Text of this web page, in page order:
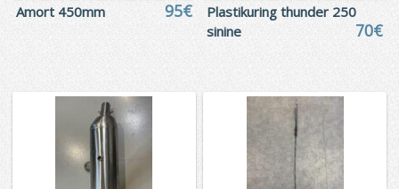
Amort 450mm 95€
Plastikuring thunder 250
sinine
70€